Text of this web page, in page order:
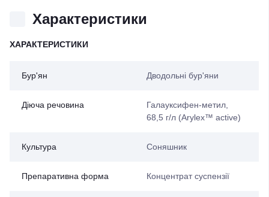
Характеристики
ХАРАКТЕРИСТИКИ
Бур'ян Дводольні бур'яни
Діюча речовина
Галауксифен-метил,
68,5 г/л (Arylex™ active)
Культура Соняшник
Препаративна форма Концентрат суспензії